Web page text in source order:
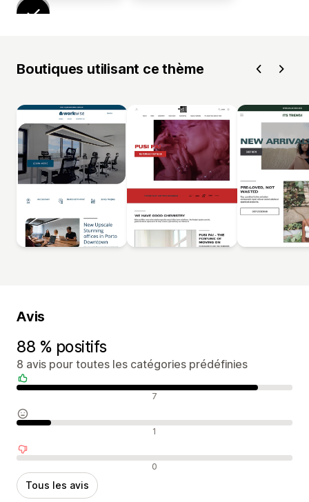
Boutiques utilisant ce thème
Avis
88 % positifs
8 avis pour toutes les catégories prédéfinies
Avis positifs 7
Avis neutres 1
Avis négatifs 0
Tous les avis